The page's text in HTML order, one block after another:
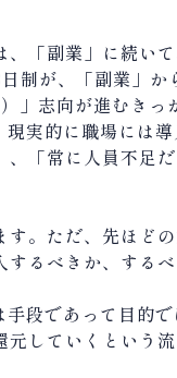
「副業」に続い
日制が、「副業」
」志向が進むきっ
実的に職場には
「常に人員不足
。ただ、先ほど
るべきか、する
段であって目的
していくという